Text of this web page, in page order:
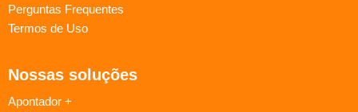
Perguntas Frequentes
Termos de Uso
Nossas soluções
Apontador +